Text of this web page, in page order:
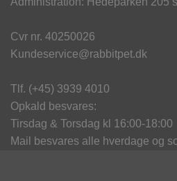
Cvr nr. 40250026
Kundeservice@rabbitpet.dk
Tlf. (+45) 3939 4010
Opkald besvares:
Tirsdag & Torsdag kl 16:00-18:00
Mail besvares alle hverdage og